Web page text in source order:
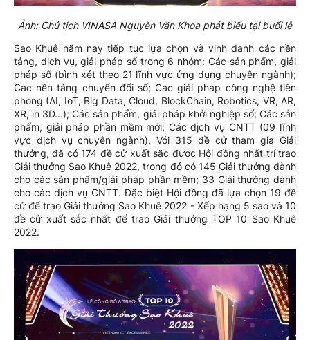
Ảnh: Chủ tịch VINASA Nguyễn Văn Khoa phát biểu tại buổi lễ
Sao Khuê năm nay tiếp tục lựa chọn và vinh danh các nền
tảng, dịch vụ, giải pháp số trong 6 nhóm: Các sản phẩm, giải
pháp số (bình xét theo 21 lĩnh vực ứng dụng chuyên ngành);
Các nền tảng chuyển đổi số; Các giải pháp công nghệ tiên
phong (AI, IoT, Big Data, Cloud, BlockChain, Robotics, VR, AR,
XR, in 3D...); Các sản phẩm, giải pháp khởi nghiệp số; Các sản
phẩm, giải pháp phần mềm mới; Các dịch vụ CNTT (09 lĩnh
vực dịch vụ chuyên ngành). Với 315 đề cử tham gia Giải
thưởng, đã có 174 đề cử xuất sắc được Hội đồng nhất trí trao
Giải thưởng Sao Khuê 2022, trong đó có 145 Giải thưởng dành
cho các sản phẩm/giải pháp phần mềm; 33 Giải thưởng dành
cho các dịch vụ CNTT. Đặc biệt Hội đồng đã lựa chọn 19 đề
cử để trao Giải thưởng Sao Khuê 2022 - Xếp hạng 5 sao và 10
đề cử xuất sắc nhất để trao Giải thưởng TOP 10 Sao Khuê
2022.